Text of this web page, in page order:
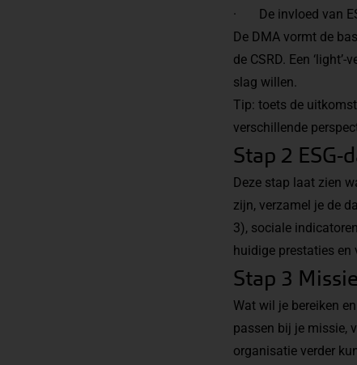
· De invloed van
De DMA vormt de
de CSRD. Een
slag willen.
Tip: toets de
verschillende
Stap 2
Deze stap laat zien
zijn, verzamel je de
3), sociale
huidige prestaties en
Stap 3
Wat wil je bereiken
passen bij je missie,
organisatie verder